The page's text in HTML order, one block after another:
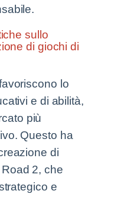
sullo
di giochi di
lo
e di abilità,
più
Questo ha
di
2, che
e